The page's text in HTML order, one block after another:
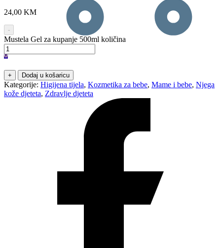
0
24,00 KM
-
Mustela Gel za kupanje 500ml količina
+ Dodaj u košaricu
Kategorije: Higijena tijela, Kozmetika za bebe, Mame i bebe, Njega
kože djeteta, Zdravlje djeteta